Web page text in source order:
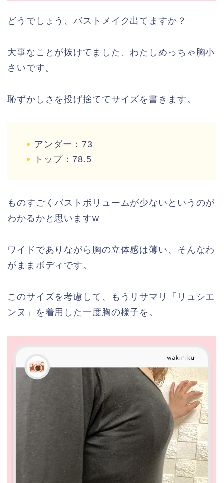
どうでしょう、バストメイク出てますか？
大事なことが抜けてました、わたしめっちゃ胸小
さいです。
恥ずかしさを投げ捨ててサイズを書きます。
アンダー：73
トップ：78.5
ものすごくバストボリュームが少ないというのが
わかるかと思いますw
ワイドでありながら胸の立体感は薄い、そんなわ
がままボディです。
このサイズを考慮して、もうリサマリ「リュシエ
ンヌ」を着用した一度胸の様子を。